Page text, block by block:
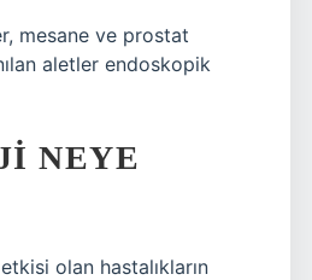
mesane ve prostat
aletler endoskopik
NEYE
olan hastalıkların